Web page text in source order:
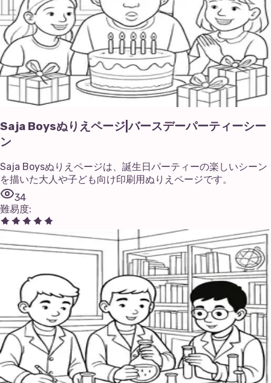
Saja Boysぬりえページ|バースデーパーティーシー
ン
Saja Boysぬりえページは、誕生日パーティーの楽しいシーン
を描いた大人や子ども向け印刷用ぬりえページです。
34
難易度: